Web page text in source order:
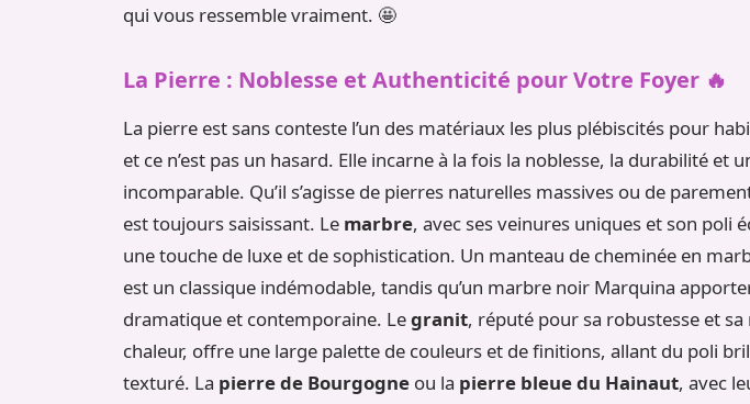
qui vous ressemble vraiment. 🤩
La Pierre : Noblesse et Authenticité pour Votre Foyer 🔥
La pierre est sans conteste l’un des matériaux les plus plébiscités pour
et ce n’est pas un hasard. Elle incarne à la fois la noblesse, la durabilité et
incomparable. Qu’il s’agisse de pierres naturelles massives ou de
est toujours saisissant. Le marbre, avec ses veinures uniques et son poli
une touche de luxe et de sophistication. Un manteau de cheminée en
est un classique indémodable, tandis qu’un marbre noir Marquina
dramatique et contemporaine. Legranit, réputé pour sa robustesse et sa
chaleur, offre une large palette de couleurs et de finitions, allant du poli
texturé. La pierre de Bourgogne ou la pierre bleue du Hainaut, avec